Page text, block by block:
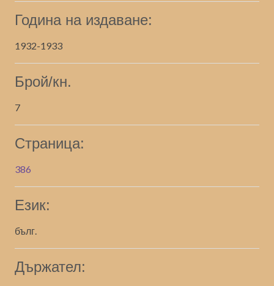
Година на издаване:
1932-1933
Брой/кн.
7
Страница:
386
Език:
бълг.
Държател: